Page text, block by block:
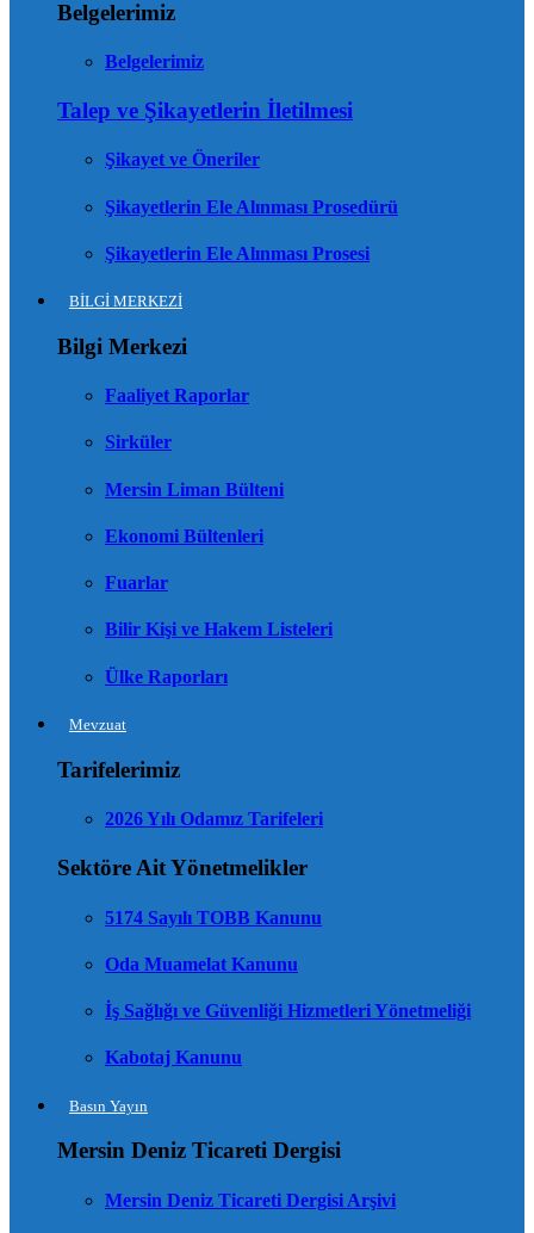
Belgelerimiz
Belgelerimiz
Talep ve Şikayetlerin İletilmesi
Şikayet ve Öneriler
Şikayetlerin Ele Alınması Prosedürü
Şikayetlerin Ele Alınması Prosesi
BİLGİ MERKEZİ
Bilgi Merkezi
Faaliyet Raporlar
Sirküler
Mersin Liman Bülteni
Ekonomi Bültenleri
Fuarlar
Bilir Kişi ve Hakem Listeleri
Ülke Raporları
Mevzuat
Tarifelerimiz
2026 Yılı Odamız Tarifeleri
Sektöre Ait Yönetmelikler
5174 Sayılı TOBB Kanunu
Oda Muamelat Kanunu
İş Sağlığı ve Güvenliği Hizmetleri Yönetmeliği
Kabotaj Kanunu
Basın Yayın
Mersin Deniz Ticareti Dergisi
Mersin Deniz Ticareti Dergisi Arşivi